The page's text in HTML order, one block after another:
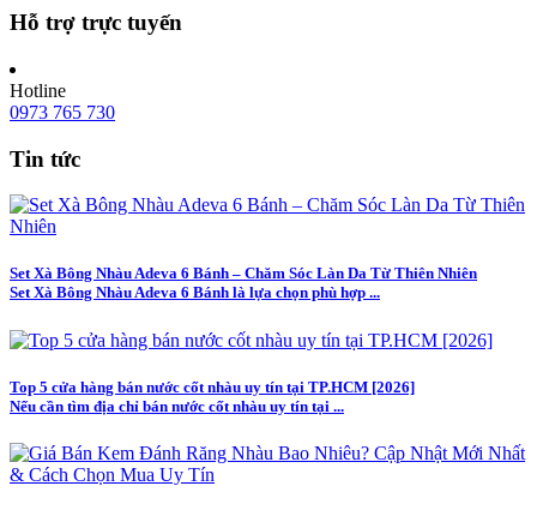
Hỗ trợ trực tuyến
Hotline
0973 765 730
Tin tức
Set Xà Bông Nhàu Adeva 6 Bánh – Chăm Sóc Làn Da Từ Thiên Nhiên
Set Xà Bông Nhàu Adeva 6 Bánh là lựa chọn phù hợp ...
Top 5 cửa hàng bán nước cốt nhàu uy tín tại TP.HCM [2026]
Nếu cần tìm địa chỉ bán nước cốt nhàu uy tín tại ...